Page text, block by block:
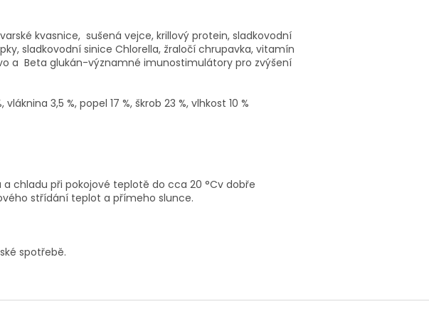
kvasnice, sušená vejce, krillový protein, sladkovodní
sladkovodní sinice Chlorella, žraločí chrupavka, vitamín
a Beta glukán-významné imunostimulátory pro zvýšení
3,5 %, popel 17 %, škrob 23 %, vlhkost 10 %
a chladu při pokojové teplotě do cca 20 °Cv dobře
střídání teplot a přímeho slunce.
spotřebě.